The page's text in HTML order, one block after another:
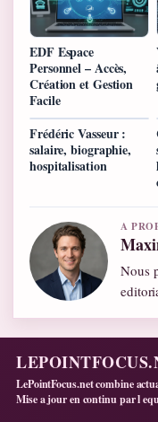
EDF Espace
Personnel – Accès,
Création et Gestion
Facile
Frédéric Vasseur :
salaire, biographie,
hospitalisation
A
Nous
LePointFocus.net combine
Mise a jour en continu par l